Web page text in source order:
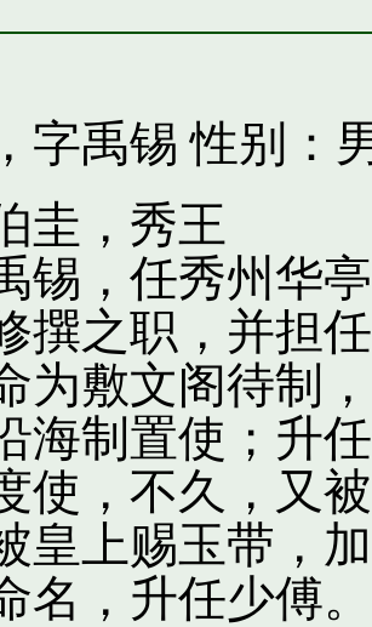
字禹锡 性别：
圭，秀王
锡，任秀州华
撰之职，并担
为敷文阁待制
海制置使；升
使，不久，又
皇上赐玉带，
名，升任少傅